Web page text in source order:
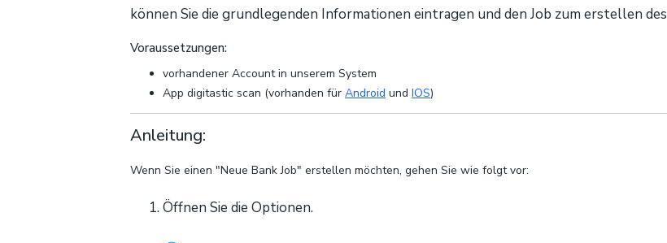
können Sie die grundlegenden Informationen eintragen und den Job zum erstellen
Voraussetzungen:
vorhandener Account in unserem System
App digitastic scan (vorhanden für Android und IOS)
Anleitung:
Wenn Sie einen "Neue Bank Job" erstellen möchten, gehen Sie wie folgt vor:
Öffnen Sie die Optionen.